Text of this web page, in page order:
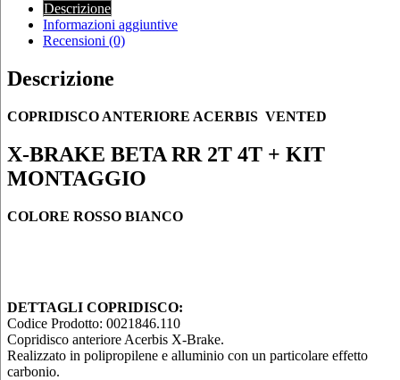
MONTAGGIO
quantità
Descrizione
Informazioni aggiuntive
Recensioni (0)
Descrizione
COPRIDISCO ANTERIORE ACERBIS VENTED
X-BRAKE BETA RR 2T 4T + KIT
MONTAGGIO
COLORE ROSSO BIANCO
DETTAGLI COPRIDISCO:
Codice Prodotto: 0021846.110
Copridisco anteriore Acerbis X-Brake.
Realizzato in polipropilene e alluminio con un particolare effetto
carbonio.